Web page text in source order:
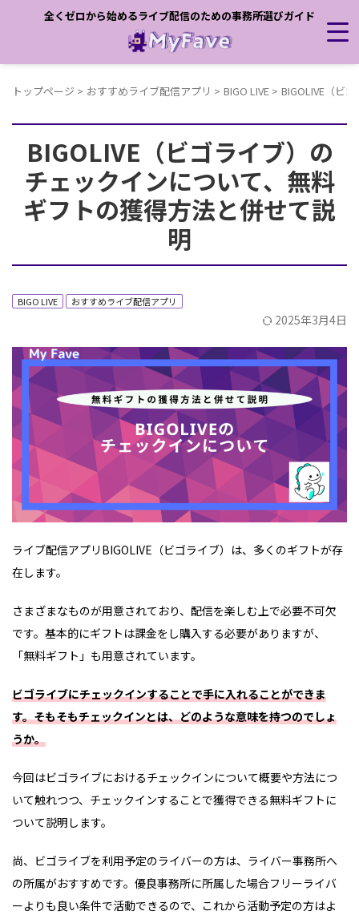
全くゼロから始めるライブ配信のための事務所選びガイド
トップページ > おすすめライブ配信アプリ > BIGO LIVE > BIGOLIVE（ビ
BIGOLIVE（ビゴライブ）の
チェックインについて、無料
ギフトの獲得方法と併せて説
明
BIGO LIVE おすすめライブ配信アプリ
2025年3月4日
ライブ配信アプリBIGOLIVE（ビゴライブ）は、多くのギフトが存
在します。
さまざまなものが用意されており、配信を楽しむ上で必要不可欠
です。基本的にギフトは課金をし購入する必要がありますが、
「無料ギフト」も用意されています。
ビゴライブにチェックインすることで手に入れることができま
す。そもそもチェックインとは、どのような意味を持つのでしょ
うか。
今回はビゴライブにおけるチェックインについて概要や方法につ
いて触れつつ、チェックインすることで獲得できる無料ギフトに
ついて説明します。
尚、ビゴライブを利用予定のライバーの方は、ライバー事務所へ
の所属がおすすめです。優良事務所に所属した場合フリーライバ
ーよりも良い条件で活動できるので、これから活動予定の方はよ